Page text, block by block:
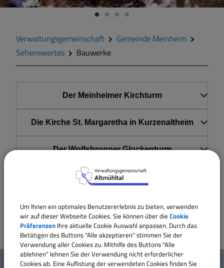
Veranstaltungen
Zahlen und Daten
Gegend
Geschichte
Wappen
Gemeinderat
Dorfwettbewerb
Mitteilungsblatt
Verwaltungsgemeinschaft
Gemeinde Meinheim
Sehenswertes
Bauwerke
Der Meinheimer Kirchturm
Die Kirche St. Margaretha in Kurzenaltheim
Der Wolfsbronner Glockenturm
Das prämierte Baudenkmal
Die restaurierte Scheune
W
Um Ihnen ein optimales Benutzererlebnis zu bieten, verwenden
wir auf dieser Webseite Cookies. Sie können über die Cookie
Präferenzen Ihre aktuelle Cookie Auswahl anpassen. Durch das
Betätigen des Buttons "Alle akzeptieren" stimmen Sie der
Verwendung aller Cookies zu. Mithilfe des Buttons "Alle
ablehnen" lehnen Sie der Verwendung nicht erforderlicher
Cookies ab. Eine Auflistung der verwendeten Cookies finden Sie